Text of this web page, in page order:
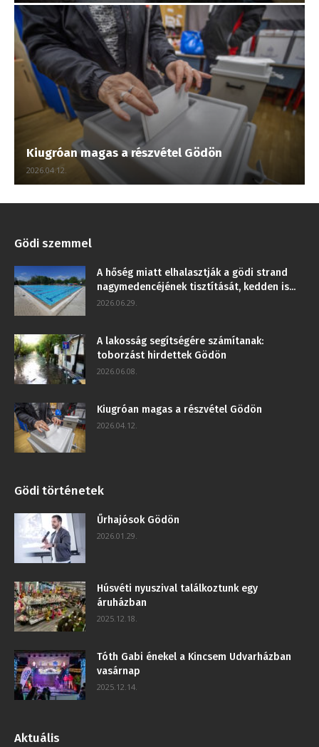
Kiugróan magas a részvétel Gödön
2026.04.12.
Gödi szemmel
A hőség miatt elhalasztják a gödi strand
nagymedencéjének tisztítását, kedden is...
2026.06.29.
A lakosság segítségére számítanak:
toborzást hirdettek Gödön
2026.06.08.
Kiugróan magas a részvétel Gödön
2026.04.12.
Gödi történetek
Űrhajósok Gödön
2026.01.29.
Húsvéti nyuszival találkoztunk egy
áruházban
2025.12.18.
Tóth Gabi énekel a Kincsem Udvarházban
vasárnap
2025.12.14.
Aktuális